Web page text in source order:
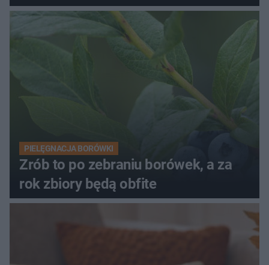
PIELĘGNACJA BORÓWKI
Zrób to po zebraniu borówek, a za
rok zbiory będą obfite